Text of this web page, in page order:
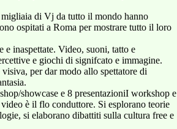
di Vj da tutto il mondo hanno
ospitati a Roma per mostrare tutto il loro
inaspettate. Video, suoni, tatto e
e giochi di signifcato e immagine.
per dar modo allo spettatore di
showcase e 8 presentazioniI workshop e
è il flo conduttore. Si esplorano teorie
si elaborano dibattiti sulla cultura free e